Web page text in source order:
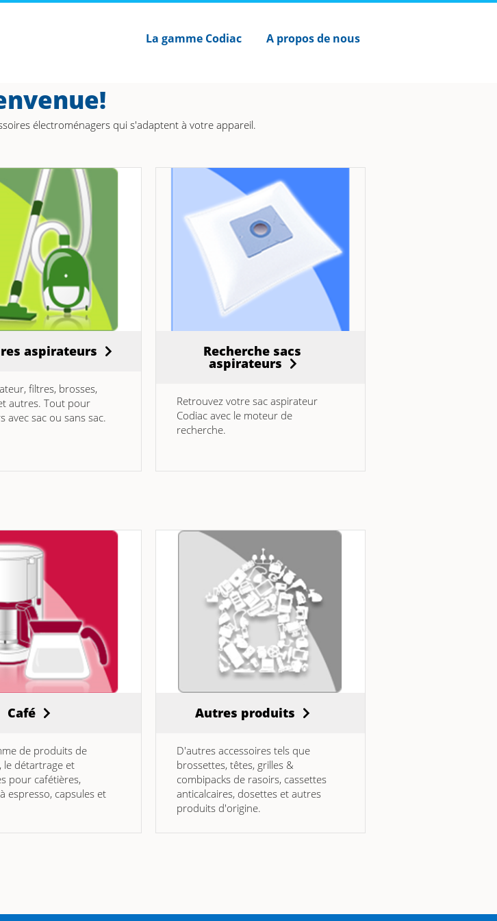
La gamme Codiac A propos de nous
électroménagers qui s'adaptent à votre appareil.
aspirateurs
filtres, brosses,
autres. Tout pour
avec sac ou sans sac.
Recherche sacs
aspirateurs
Retrouvez votre sac aspirateur
Codiac avec le moteur de
recherche.
Café
de produits de
le détartrage et
pour cafétières,
espresso, capsules et
Autres produits
D'autres accessoires tels que
brossettes, têtes, grilles &
combipacks de rasoirs, cassettes
anticalcaires, dosettes et autres
produits d'origine.